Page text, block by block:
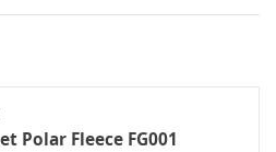
Polar Fleece FG001